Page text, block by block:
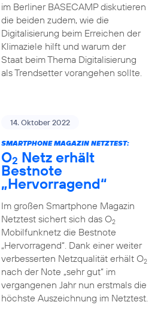
im Berliner BASECAMP diskutieren
die beiden zudem, wie die
Digitalisierung beim Erreichen der
Klimaziele hilft und warum der
Staat beim Thema Digitalisierung
als Trendsetter vorangehen sollte.
14. Oktober 2022
SMARTPHONE MAGAZIN NETZTEST:
O2 Netz erhält
Bestnote
„Hervorragend“
Im großen Smartphone Magazin
Netztest sichert sich das O2
Mobilfunknetz die Bestnote
„Hervorragend“. Dank einer weiter
verbesserten Netzqualität erhält O2
nach der Note „sehr gut“ im
vergangenen Jahr nun erstmals die
höchste Auszeichnung im Netztest.